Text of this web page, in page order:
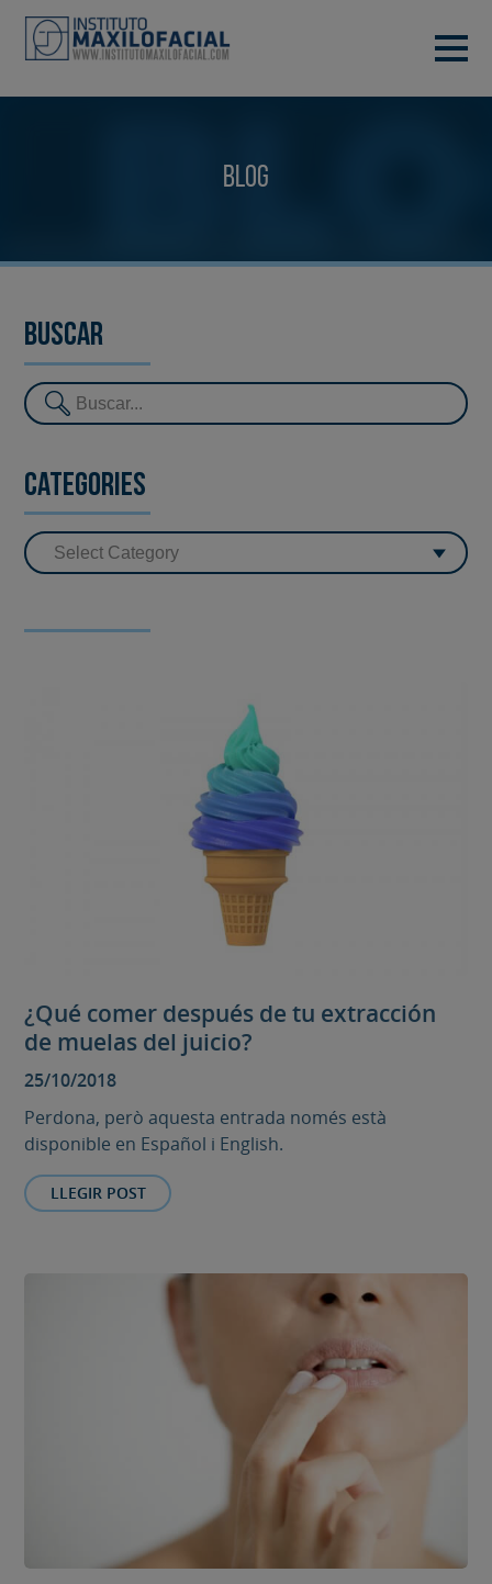
Blog
Buscar
Categories
¿Qué comer después de tu extracción
de muelas del juicio?
25/10/2018
Perdona, però aquesta entrada només està
disponible en Español i English.
LLEGIR POST